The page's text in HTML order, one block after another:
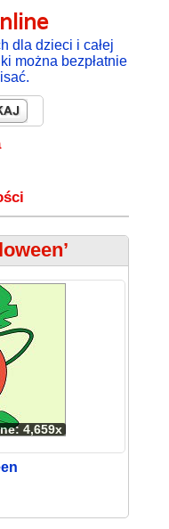
dla dzieci i całej
można bezpłatnie
4,659x